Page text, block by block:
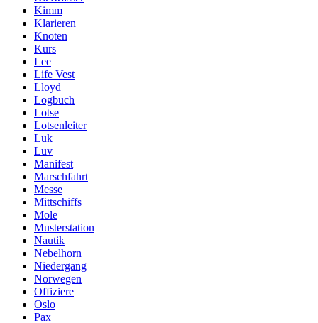
Kimm
Klarieren
Knoten
Kurs
Lee
Life Vest
Lloyd
Logbuch
Lotse
Lotsenleiter
Luk
Luv
Manifest
Marschfahrt
Messe
Mittschiffs
Mole
Musterstation
Nautik
Nebelhorn
Niedergang
Norwegen
Offiziere
Oslo
Pax